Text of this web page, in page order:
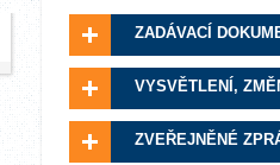
ZADÁVACÍ
VYSVĚTLENÍ,
ZVEŘEJNĚNÉ